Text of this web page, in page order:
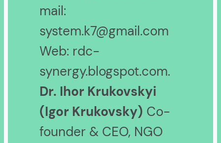
mail:
system.k7@gmail.com
Web: rdc-
synergy.blogspot.com.
Dr. Ihor Krukovskyi
(Igor Krukovsky) Co-
founder & CEO, NGO